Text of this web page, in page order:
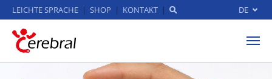
Zum Hauptinhalt springen
LEICHTE SPRACHE SHOP KONTAKT DE